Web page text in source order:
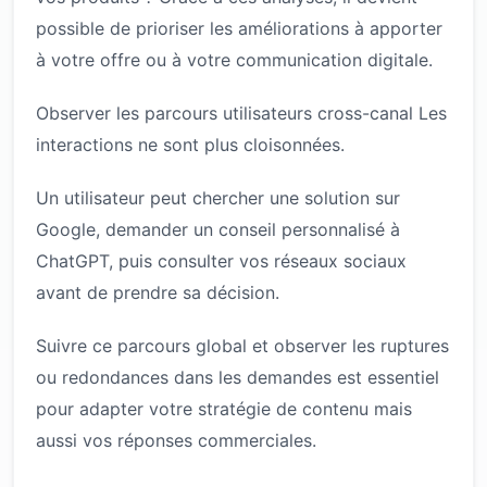
possible de prioriser les améliorations à apporter
à votre offre ou à votre communication digitale.
Observer les parcours utilisateurs cross-canal Les
interactions ne sont plus cloisonnées.
Un utilisateur peut chercher une solution sur
Google, demander un conseil personnalisé à
ChatGPT, puis consulter vos réseaux sociaux
avant de prendre sa décision.
Suivre ce parcours global et observer les ruptures
ou redondances dans les demandes est essentiel
pour adapter votre stratégie de contenu mais
aussi vos réponses commerciales.